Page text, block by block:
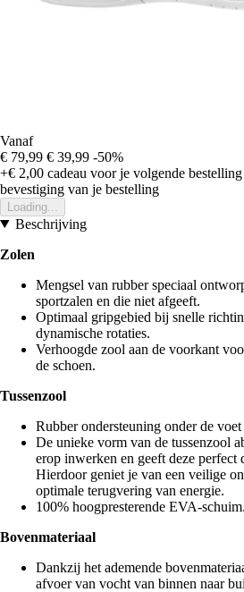
Vanaf
€ 79,99 € 39,99 -50%
+€ 2,00 cadeau voor je volgende bestelling
bevestiging van je bestelling
Loading...
Beschrijving
Zolen
Mengsel van rubber speciaal
sportzalen en die niet afgeeft.
Optimaal gripgebied bij snelle
dynamische rotaties.
Verhoogde zool aan de voorkant
de schoen.
Tussenzool
Rubber ondersteuning onder de
De unieke vorm van de tussenzool
erop inwerken en geeft deze perfect
Hierdoor geniet je van een veilige
optimale terugvering van energie.
100% hoogpresterende EVA-schuim.
Bovenmateriaal
Dankzij het ademende
afvoer van vocht van binnen naar